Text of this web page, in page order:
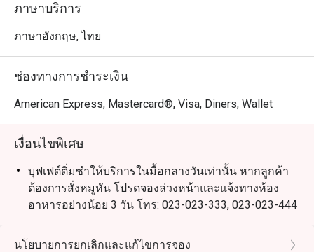
ภาษาบริการ
ภาษาอังกฤษ, ไทย
ช่องทางการชำระเงิน
American Express, Mastercard®, Visa, Diners, Wallet
เงื่อนไขพิเศษ
บุฟเฟต์ติ่มซำให้บริการในมื้อกลางวันเท่านั้น หากลูกค้า
ต้องการสั่งหมูหัน โปรดจองล่วงหน้าและแจ้งทางห้อง
อาหารอย่างน้อย 3 วัน โทร: 023-023-333, 023-023-444
เงื่อนไขการแต่งกาย: แต่งตัวสุภาพ (รองเท้าแตะ และ
กางเกงขาสั้น จะไม่ได้รับอนุญาตให้เข้ารับบริการ)
นโยบายการยกเลิกและแก้ไขการจอง